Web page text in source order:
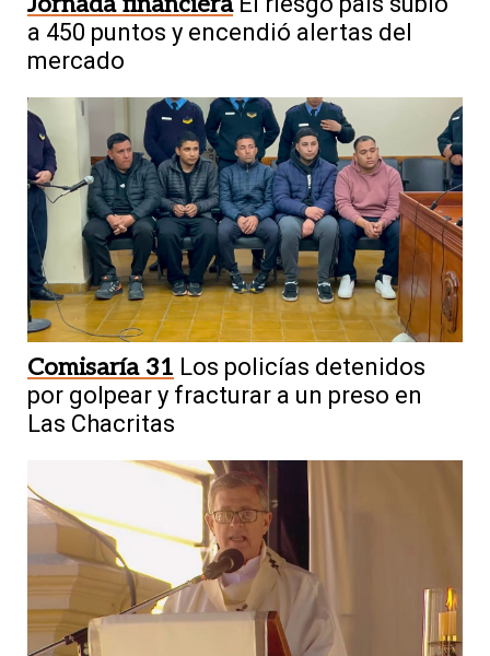
a 450 puntos y encendió alertas del
mercado
Comisaría 31 Los policías detenidos
por golpear y fracturar a un preso en
Las Chacritas